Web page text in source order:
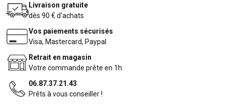
Livraison gratuite
dès 90 € d'achats
Vos paiements sécurisés
Visa, Mastercard, Paypal
Retrait en magasin
Votre commande prête en 1h
06.87.37.21.43
Prêts à vous conseiller !